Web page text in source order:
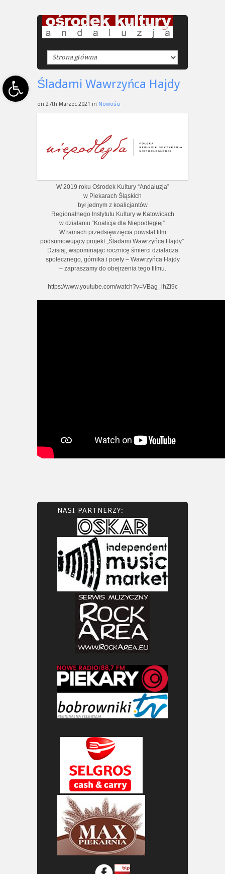
Open toolbarŚladami Wawrzyńca Hajdy
on 27th Marzec 2021 in Nowości
W 2019 roku Ośrodek Kultury “Andaluzja”
w Piekarach Śląskich
był jednym z koalicjantów
Regionalnego Instytutu Kultury w Katowicach
w działaniu “Koalicja dla Niepodległej”.
W ramach przedsięwzięcia powstał film
podsumowujący projekt „Śladami Wawrzyńca Hajdy”.
Dzisiaj, wspominając rocznicę śmierci działacza
społecznego, górnika i poety – Wawrzyńca Hajdy
– zapraszamy do obejrzenia tego filmu.
https://www.youtube.com/watch?v=VBag_ihZi9c
NASI PARTNERZY: